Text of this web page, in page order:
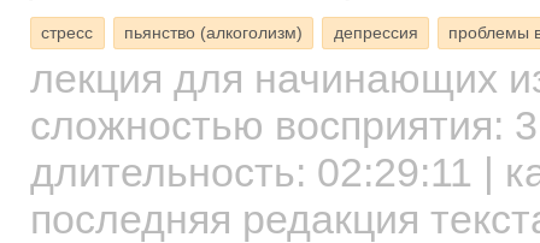
стресс пьянство (алкоголизм) депрессия проблемы
лекция для начинающих
сложностью восприятия: 3
длительность: 02:29:11 |
последняя редакция